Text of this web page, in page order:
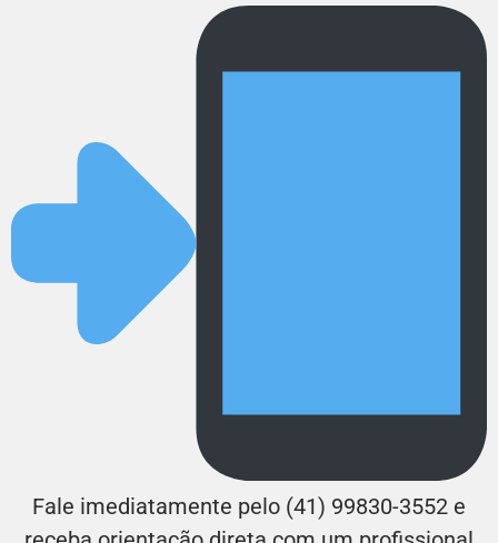
Fale imediatamente pelo (41) 99830-3552 e